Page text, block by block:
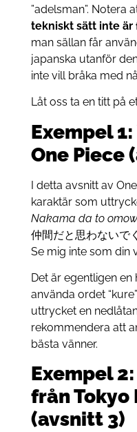
”adelsman”. Notera
tekniskt sätt inte är
man sällan får
japanska utanför
inte vill bråka med
Låt oss ta en titt på
Exempel
One Piece
I detta avsnitt av
karaktär som
Nakama da to
仲間だと思わないで
Se mig inte som din
Det är egentligen
använda ordet
uttrycket en
rekommendera att
bästa vänner.
Exempel
från Tokyo
(avsnitt 3)